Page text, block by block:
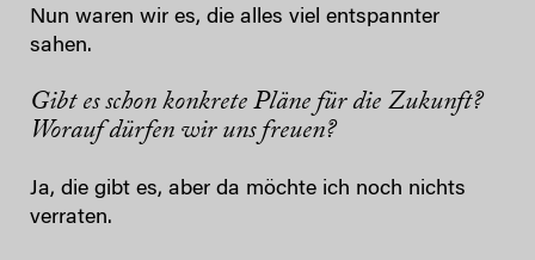
Nun waren wir es, die alles viel entspannter
sahen.
Gibt es schon konkrete Pläne für die Zukunft?
Worauf dürfen wir uns freuen?
Ja, die gibt es, aber da möchte ich noch nichts
verraten.